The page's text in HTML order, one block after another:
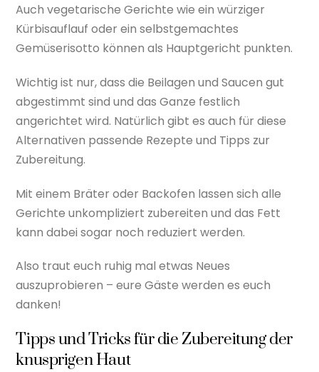
Auch vegetarische Gerichte wie ein würziger
Kürbisauflauf oder ein selbstgemachtes
Gemüserisotto können als Hauptgericht punkten.
Wichtig ist nur, dass die Beilagen und Saucen gut
abgestimmt sind und das Ganze festlich
angerichtet wird. Natürlich gibt es auch für diese
Alternativen passende Rezepte und Tipps zur
Zubereitung.
Mit einem Bräter oder Backofen lassen sich alle
Gerichte unkompliziert zubereiten und das Fett
kann dabei sogar noch reduziert werden.
Also traut euch ruhig mal etwas Neues
auszuprobieren – eure Gäste werden es euch
danken!
Tipps und Tricks für die Zubereitung der
knusprigen Haut